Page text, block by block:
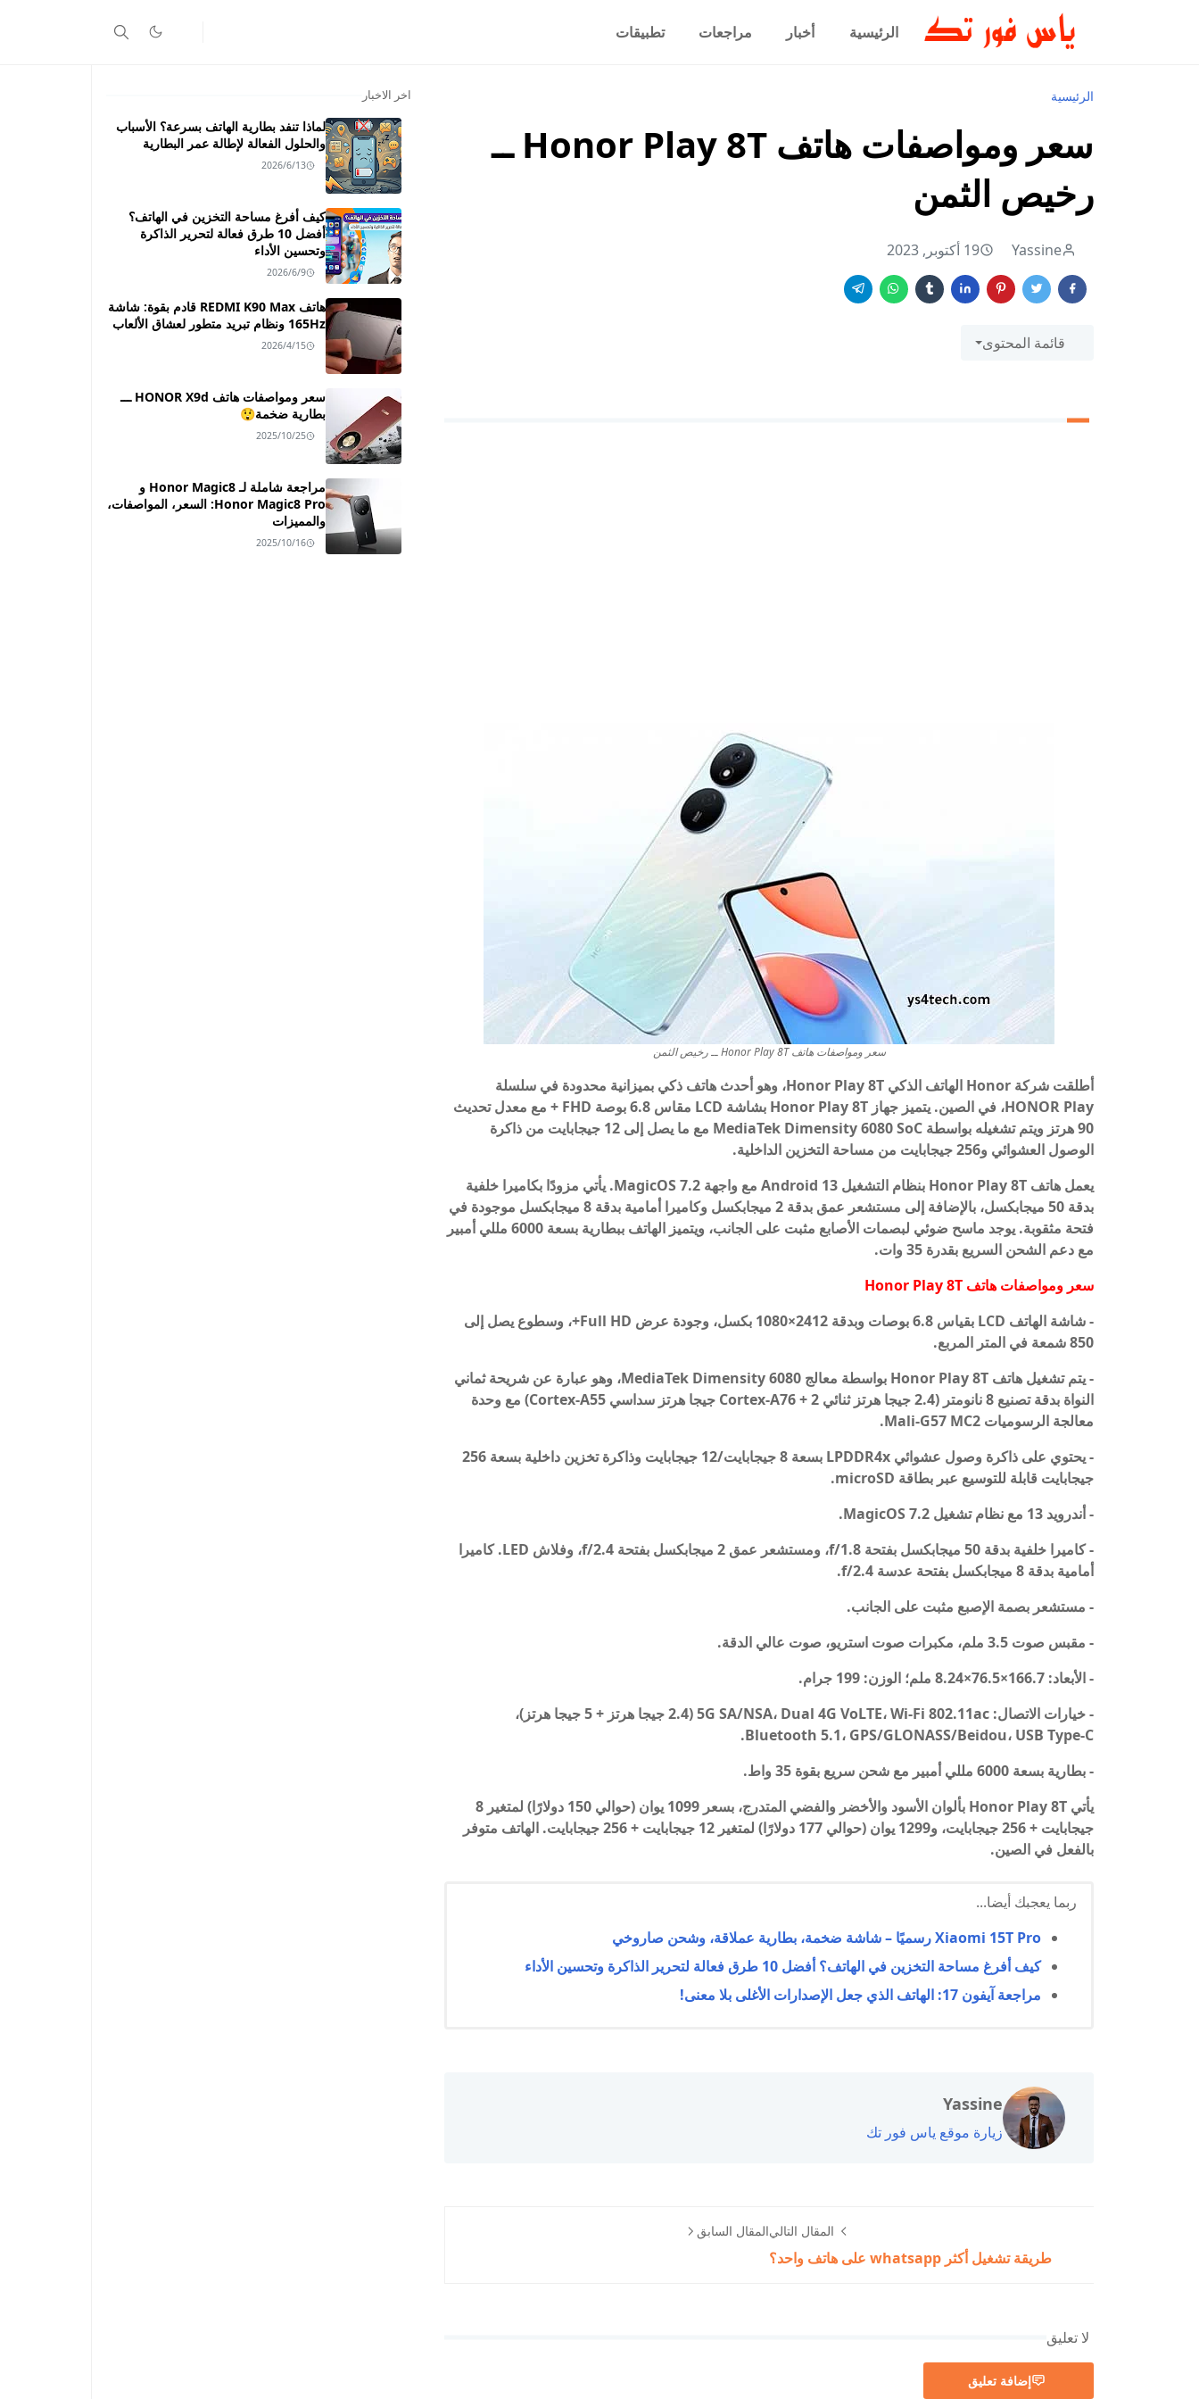
الرئيسية أخبار مراجعات تطبيقات
الرئيسية
سعر ومواصفات هاتف Honor Play 8T ــ
رخيص الثمن
Yassine 19 أكتوبر, 2023
قائمة المحتوى
سعر ومواصفات هاتف Honor Play 8T ــ رخيص الثمن
أطلقت شركة Honor الهاتف الذكي Honor Play 8T، وهو أحدث هاتف ذكي بميزانية محدودة في سلسلة
HONOR Play، في الصين. يتميز جهاز Honor Play 8T بشاشة LCD مقاس 6.8 بوصة FHD + مع معدل تحديث
90 هرتز ويتم تشغيله بواسطة MediaTek Dimensity 6080 SoC مع ما يصل إلى 12 جيجابايت من ذاكرة
الوصول العشوائي و256 جيجابايت من مساحة التخزين الداخلية.
يعمل هاتف Honor Play 8T بنظام التشغيل Android 13 مع واجهة MagicOS 7.2. يأتي مزودًا بكاميرا خلفية
بدقة 50 ميجابكسل، بالإضافة إلى مستشعر عمق بدقة 2 ميجابكسل وكاميرا أمامية بدقة 8 ميجابكسل موجودة في
فتحة مثقوبة. يوجد ماسح ضوئي لبصمات الأصابع مثبت على الجانب، ويتميز الهاتف ببطارية بسعة 6000 مللي أمبير
مع دعم الشحن السريع بقدرة 35 وات.
سعر ومواصفات هاتف Honor Play 8T
- شاشة الهاتف LCD بقياس 6.8 بوصات وبدقة 2412×1080 بكسل، وجودة عرض Full HD+، وسطوع يصل إلى
850 شمعة في المتر المربع.
- يتم تشغيل هاتف Honor Play 8T بواسطة معالج MediaTek Dimensity 6080، وهو عبارة عن شريحة ثماني
النواة بدقة تصنيع 8 نانومتر (2.4 جيجا هرتز ثنائي Cortex-A76 + 2 جيجا هرتز سداسي Cortex-A55) مع وحدة
معالجة الرسوميات Mali-G57 MC2.
- يحتوي على ذاكرة وصول عشوائي LPDDR4x بسعة 8 جيجابايت/12 جيجابايت وذاكرة تخزين داخلية بسعة 256
جيجابايت قابلة للتوسيع عبر بطاقة microSD.
- أندرويد 13 مع نظام تشغيل MagicOS 7.2.
- كاميرا خلفية بدقة 50 ميجابكسل بفتحة f/1.8، ومستشعر عمق 2 ميجابكسل بفتحة f/2.4، وفلاش LED. كاميرا
أمامية بدقة 8 ميجابكسل بفتحة عدسة f/2.4.
- مستشعر بصمة الإصبع مثبت على الجانب.
- مقبس صوت 3.5 ملم، مكبرات صوت استريو، صوت عالي الدقة.
- الأبعاد: 166.7×76.5×8.24 ملم؛ الوزن: 199 جرام.
- خيارات الاتصال: 5G SA/NSA، Dual 4G VoLTE، Wi-Fi 802.11ac (2.4 جيجا هرتز + 5 جيجا هرتز)،
Bluetooth 5.1، GPS/GLONASS/Beidou، USB Type-C.
- بطارية بسعة 6000 مللي أمبير مع شحن سريع بقوة 35 واط.
يأتي Honor Play 8T
بألوان الأسود والأخضر والفضي المتدرج، بسعر 1099 يوان (حوالي 150 دولارًا) لمتغير 8
جيجابايت + 256 جيجابايت، و1299 يوان (حوالي 177 دولارًا) لمتغير 12 جيجابايت + 256 جيجابايت. الهاتف متوفر
بالفعل في الصين.
ربما يعجبك أيضا...
Xiaomi 15T Pro رسميًا – شاشة ضخمة، بطارية عملاقة، وشحن صاروخي
كيف أفرغ مساحة التخزين في الهاتف؟ أفضل 10 طرق فعالة لتحرير الذاكرة وتحسين الأداء
مراجعة آيفون 17: الهاتف الذي جعل الإصدارات الأغلى بلا معنى!
Yassine
زيارة موقع ياس فور تك
المقال التالي
طريقة تشغيل أكثر whatsapp على هاتف واحد؟
المقال السابق
لا تعليق
إضافة تعليق
اخر الاخبار
لماذا تنفد بطارية الهاتف بسرعة؟ الأسباب
والحلول الفعالة لإطالة عمر البطارية
2026/6/13
كيف أفرغ مساحة التخزين في الهاتف؟
أفضل 10 طرق فعالة لتحرير الذاكرة
وتحسين الأداء
2026/6/9
هاتف REDMI K90 Max قادم بقوة: شاشة
165Hz ونظام تبريد متطور لعشاق الألعاب
2026/4/15
سعر ومواصفات هاتف HONOR X9d ـــ
بطارية ضخمة😲
2025/10/25
مراجعة شاملة لـ Honor Magic8 و
Honor Magic8 Pro: السعر، المواصفات،
والمميزات
2025/10/16